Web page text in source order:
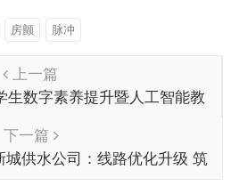
房颤 脉冲
上一篇
生数字素养提升暨人工智能教
下一篇
城供水公司：线路优化升级 筑